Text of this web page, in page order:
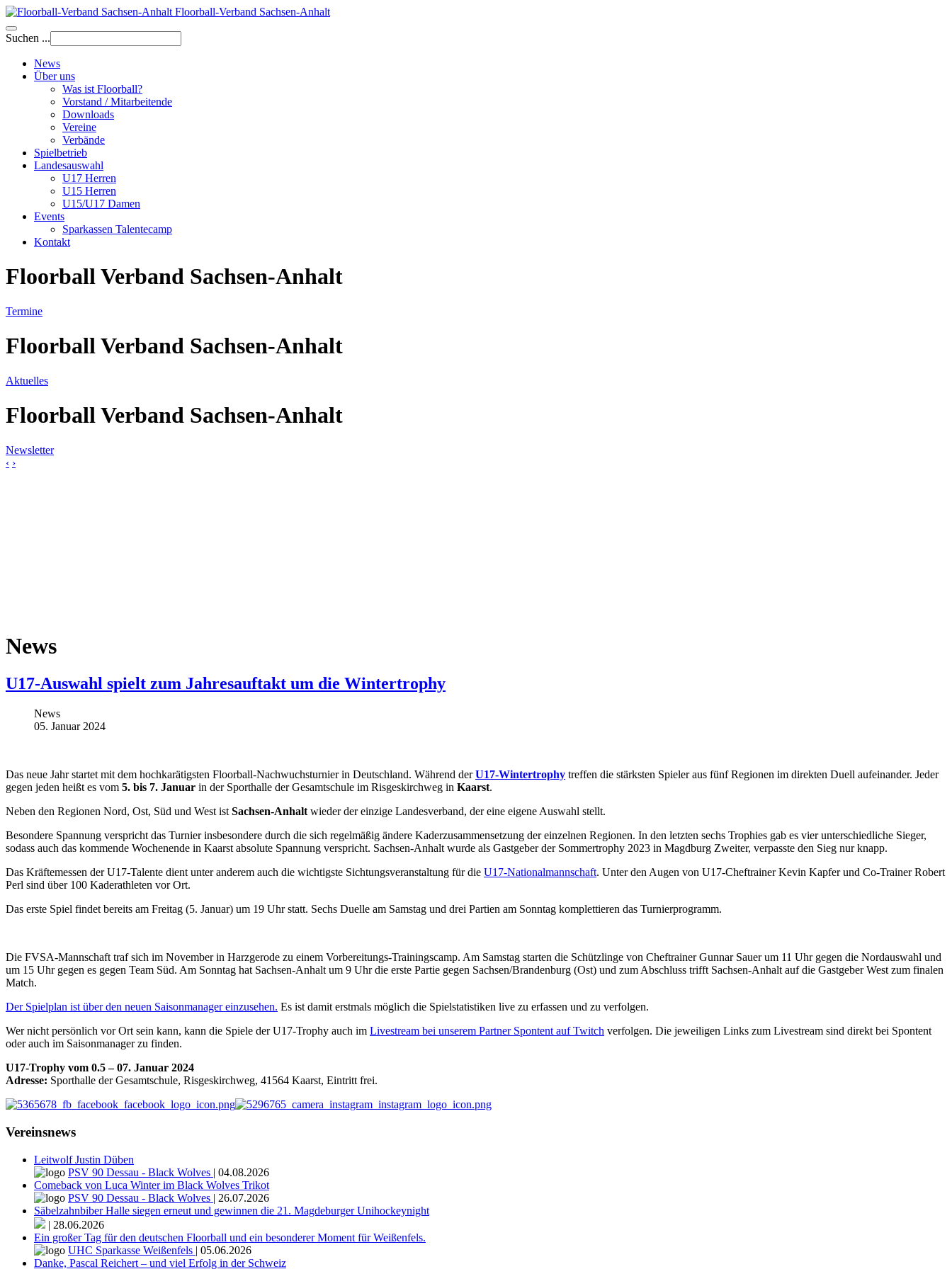
Floorball-Verband Sachsen-Anhalt
Suchen ...
News
Über uns
Was ist Floorball?
Vorstand / Mitarbeitende
Downloads
Vereine
Verbände
Spielbetrieb
Landesauswahl
U17 Herren
U15 Herren
U15/U17 Damen
Events
Sparkassen Talentecamp
Kontakt
Floorball Verband Sachsen-Anhalt
Termine
Floorball Verband Sachsen-Anhalt
Aktuelles
Floorball Verband Sachsen-Anhalt
Newsletter
‹ ›
News
U17-Auswahl spielt zum Jahresauftakt um die Wintertrophy
News
05. Januar 2024
Das neue Jahr startet mit dem hochkarätigsten Floorball-Nachwuchsturnier in Deutschland. Während derU17-Wintertrophy treffen die stärksten Spieler aus fünf Regionen im direkten Duell aufeinander. Jeder
gegen jeden heißt es vom 5. bis 7. Januar in der Sporthalle der Gesamtschule im Risgeskirchweg in Kaarst.
Neben den Regionen Nord, Ost, Süd und West ist Sachsen-Anhalt wieder der einzige Landesverband, der eine eigene Auswahl stellt.
Besondere Spannung verspricht das Turnier insbesondere durch die sich regelmäßig ändere Kaderzusammensetzung der einzelnen Regionen. In den letzten sechs Trophies gab es vier unterschiedliche Sieger,
sodass auch das kommende Wochenende in Kaarst absolute Spannung verspricht. Sachsen-Anhalt wurde als Gastgeber der Sommertrophy 2023 in Magdburg Zweiter, verpasste den Sieg nur knapp.
Das Kräftemessen der U17-Talente dient unter anderem auch die wichtigste Sichtungsveranstaltung für die U17-Nationalmannschaft. Unter den Augen von U17-Cheftrainer Kevin Kapfer und Co-Trainer Robert
Perl sind über 100 Kaderathleten vor Ort.
Das erste Spiel findet bereits am Freitag (5. Januar) um 19 Uhr statt. Sechs Duelle am Samstag und drei Partien am Sonntag komplettieren das Turnierprogramm.
Die FVSA-Mannschaft traf sich im November in Harzgerode zu einem Vorbereitungs-Trainingscamp. Am Samstag starten die Schützlinge von Cheftrainer Gunnar Sauer um 11 Uhr gegen die Nordauswahl und
um 15 Uhr gegen es gegen Team Süd. Am Sonntag hat Sachsen-Anhalt um 9 Uhr die erste Partie gegen Sachsen/Brandenburg (Ost) und zum Abschluss trifft Sachsen-Anhalt auf die Gastgeber West zum finalen
Match.
Der Spielplan ist über den neuen Saisonmanager einzusehen. Es ist damit erstmals möglich die Spielstatistiken live zu erfassen und zu verfolgen.
Wer nicht persönlich vor Ort sein kann, kann die Spiele der U17-Trophy auch im Livestream bei unserem Partner Spontent auf Twitch verfolgen. Die jeweiligen Links zum Livestream sind direkt bei Spontent
oder auch im Saisonmanager zu finden.
U17-Trophy vom 0.5 – 07. Januar 2024
Adresse: Sporthalle der Gesamtschule, Risgeskirchweg, 41564 Kaarst, Eintritt frei.
Vereinsnews
Leitwolf Justin Düben
PSV 90 Dessau - Black Wolves | 04.08.2026
Comeback von Luca Winter im Black Wolves Trikot
PSV 90 Dessau - Black Wolves | 26.07.2026
Säbelzahnbiber Halle siegen erneut und gewinnen die 21. Magdeburger Unihockeynight
| 28.06.2026
Ein großer Tag für den deutschen Floorball und ein besonderer Moment für Weißenfels.
UHC Sparkasse Weißenfels | 05.06.2026
Danke, Pascal Reichert – und viel Erfolg in der Schweiz